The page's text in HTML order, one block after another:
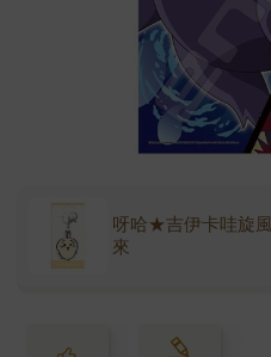
呀哈★吉伊卡哇旋
來